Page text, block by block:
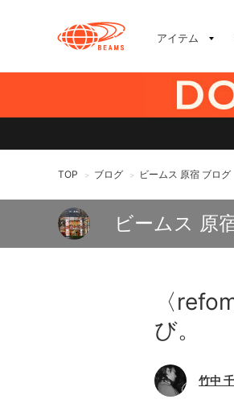
アイテム
TOP > ブログ > ビームス 原宿 ブログ
ビームス 原
〈
び。
竹中